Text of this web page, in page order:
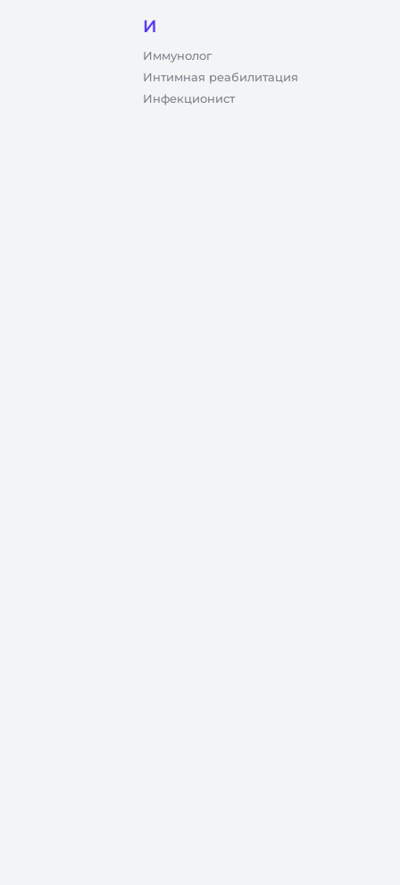
И
Иммунолог
Интимная реабилитация
Инфекционист